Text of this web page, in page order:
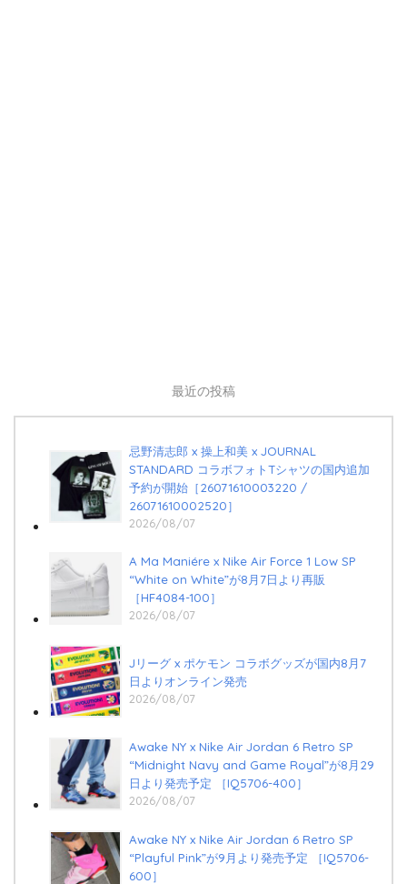
最近の投稿
忌野清志郎 x 操上和美 x JOURNAL
STANDARD コラボフォトTシャツの国内追加
予約が開始［26071610003220 /
26071610002520］
2026/08/07
A Ma Maniére x Nike Air Force 1 Low SP
“White on White”が8月7日より再販
［HF4084-100］
2026/08/07
Jリーグ x ポケモン コラボグッズが国内8月7
日よりオンライン発売
2026/08/07
Awake NY x Nike Air Jordan 6 Retro SP
“Midnight Navy and Game Royal”が8月29
日より発売予定 ［IQ5706-400］
2026/08/07
Awake NY x Nike Air Jordan 6 Retro SP
“Playful Pink”が9月より発売予定 ［IQ5706-
600］